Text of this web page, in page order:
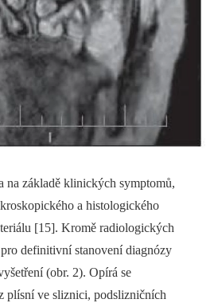
na základě klinických symptomů,
a histologického
[15]. Kromě radiologických
definitivní stanovení diagnózy
(obr. 2). Opírá se
plísní ve sliznici, podslizničních